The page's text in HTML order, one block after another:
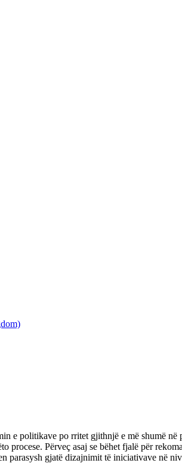
e politikave po rritet gjithnjë e më shumë
procese. Përveç asaj se bëhet fjalë për
parasysh gjatë dizajnimit të iniciativave në